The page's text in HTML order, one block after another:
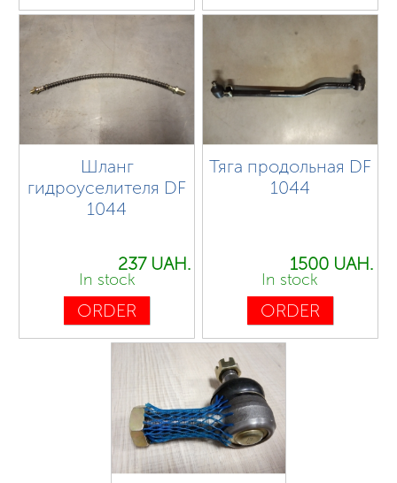
Шланг
гидроуселителя DF
1044
237 UAH.
In stock
ORDER
Тяга продольная DF
1044
1500 UAH.
In stock
ORDER